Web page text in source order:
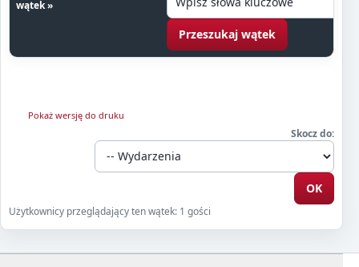
wątek»
Pokaż wersję do druku
Skocz do:
Użytkownicy przeglądający ten wątek: 1 gości